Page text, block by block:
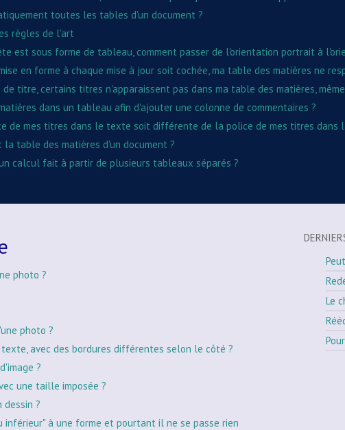
toutes les tables d'un document ?
règles de l'art
est sous forme de tableau, comment passer de l'orientation portrait à
en forme à chaque mise à jour soit cochée, ma table des matières ne
titre, certains titres n'apparaissent pas dans ma table des matières,
dans un tableau afin d'ajouter une colonne de commentaires ?
de mes titres dans le texte soit différente de la police de mes titres dans
la table des matières d'un document ?
calcul fait à partir de plusieurs tableaux séparés ?
photo ?
photo ?
avec des bordures différentes selon le côté ?
?
une taille imposée ?
dessin ?
inférieur" à une forme et pourtant il ne se passe rien
Le